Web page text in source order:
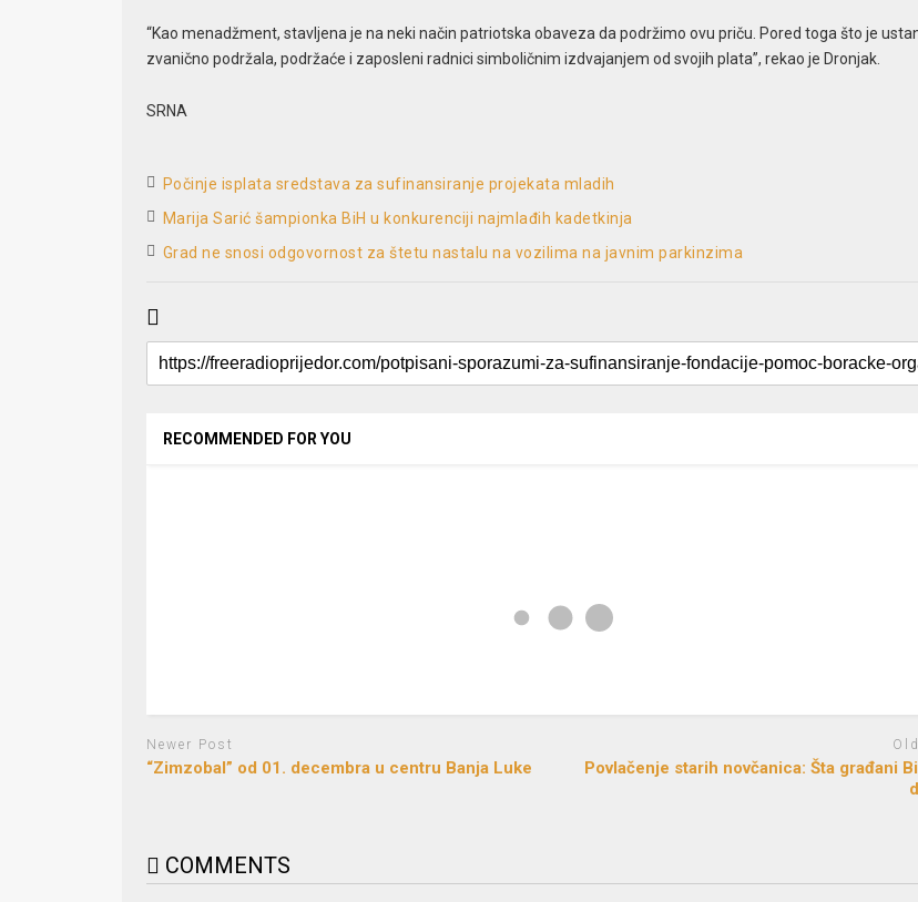
“Kao menadžment, stavljena je na neki način patriotska obaveza da podržimo ovu priču. Pored toga što je
zvanično podržala, podržaće i zaposleni radnici simboličnim izdvajanjem od svojih plata”, rekao je Dronjak.
SRNA
Počinje isplata sredstava za sufinansiranje projekata mladih
Marija Sarić šampionka BiH u konkurenciji najmlađih kadetkinja
Grad ne snosi odgovornost za štetu nastalu na vozilima na javnim parkinzima
RECOMMENDED FOR YOU
Newer Post
“Zimzobal” od 01. decembra u centru Banja Luke
Povlačenje starih novčanica: Šta građani
COMMENTS